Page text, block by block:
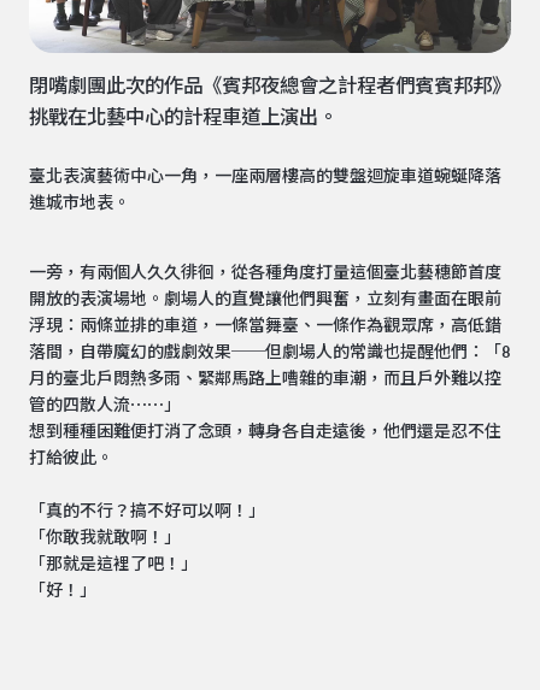
閉嘴劇團此次的作品《賓邦夜總會之計程者們賓賓邦邦》
挑戰在北藝中心的計程車道上演出。
臺北表演藝術中心一角，一座兩層樓高的雙盤迴旋車道蜿蜒降落
進城市地表。
一旁，有兩個人久久徘徊，從各種角度打量這個臺北藝穗節首度
開放的表演場地。劇場人的直覺讓他們興奮，立刻有畫面在眼前
浮現：兩條並排的車道，一條當舞臺、一條作為觀眾席，高低錯
落間，自帶魔幻的戲劇效果──但劇場人的常識也提醒他們：「8
月的臺北戶悶熱多雨、緊鄰馬路上嘈雜的車潮，而且戶外難以控
管的四散人流⋯⋯」
想到種種困難便打消了念頭，轉身各自走遠後，他們還是忍不住
打給彼此。
「真的不行？搞不好可以啊！」
「你敢我就敢啊！」
「那就是這裡了吧！」
「好！」